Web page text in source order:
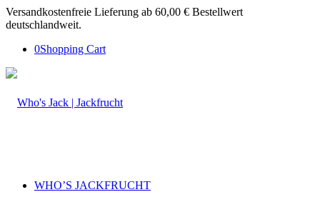
Versandkostenfreie Lieferung ab 60,00 € Bestellwert
deutschlandweit.
0Shopping Cart
WHO’S JACKFRUCHT